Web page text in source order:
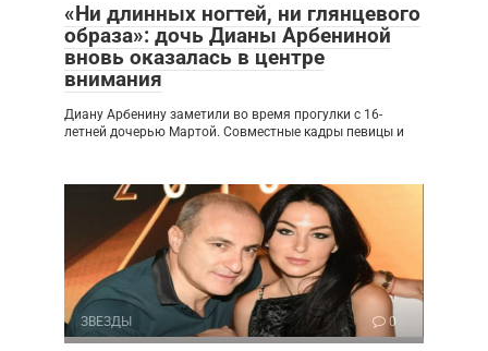
«Ни длинных ногтей, ни глянцевого
образа»: дочь Дианы Арбениной
вновь оказалась в центре
внимания
Диану Арбенину заметили во время прогулки с 16-
летней дочерью Мартой. Совместные кадры певицы и
ЗВЕЗДЫ 0